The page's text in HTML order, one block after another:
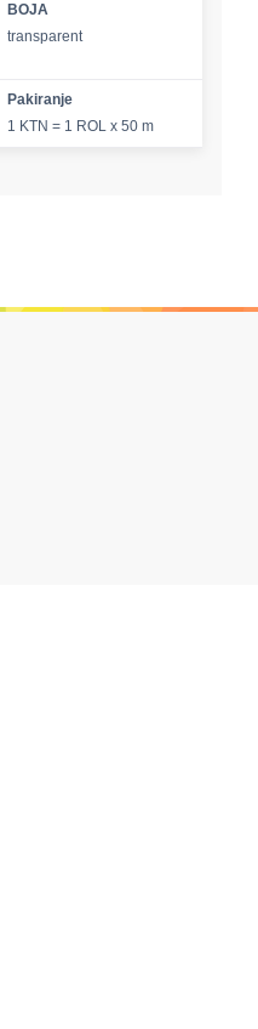
BOJA
transparent
Pakiranje
1 KTN = 1 ROL x 50 m